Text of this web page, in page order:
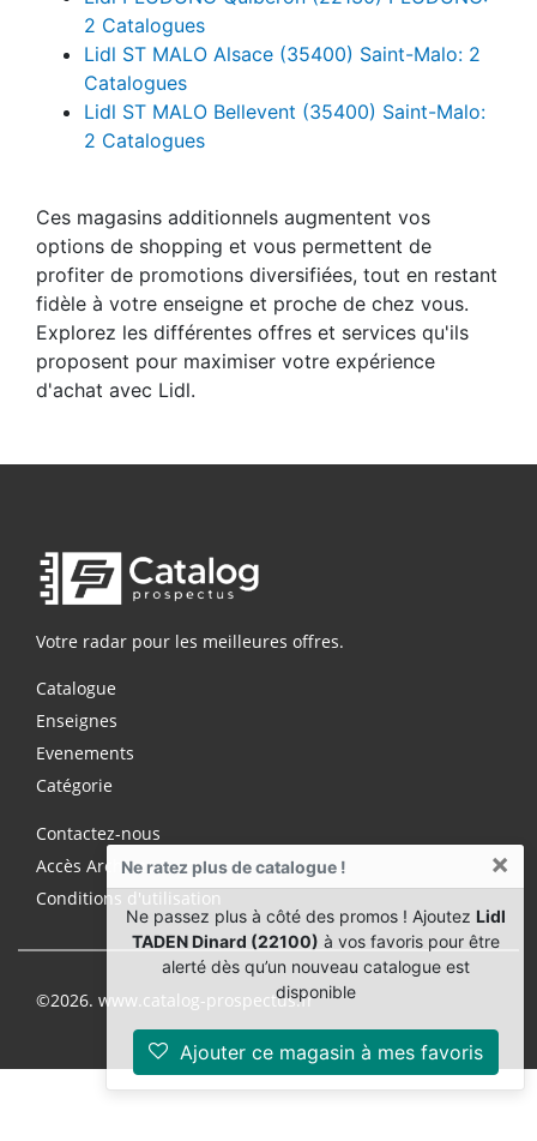
Ne ratez plus de catalogue ! ×
Ne passez plus à côté des promos ! Ajoutez Lidl
TADEN Dinard (22100) à vos favoris pour être
alerté dès qu’un nouveau catalogue est
disponible
Ajouter ce magasin à mes favoris
2 Catalogues
Lidl ST MALO Alsace (35400) Saint-Malo: 2
Catalogues
Lidl ST MALO Bellevent (35400) Saint-Malo:
2 Catalogues
Ces magasins additionnels augmentent vos
options de shopping et vous permettent de
profiter de promotions diversifiées, tout en restant
fidèle à votre enseigne et proche de chez vous.
Explorez les différentes offres et services qu'ils
proposent pour maximiser votre expérience
d'achat avec Lidl.
Votre radar pour les meilleures offres.
Catalogue
Enseignes
Evenements
Catégorie
Contactez-nous
Accès Archives Premium
Conditions d'utilisation
©2026. www.catalog-prospectus.fr